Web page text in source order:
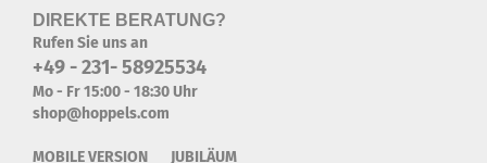
DIREKTE BERATUNG?
Rufen Sie uns an
+49 - 231- 58925534
Mo - Fr 15:00 - 18:30 Uhr
shop@hoppels.com
MOBILE VERSION JUBILÄUM